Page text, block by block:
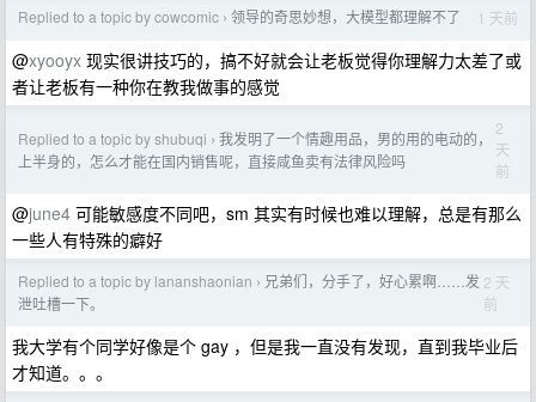
Replied to a topic by cowcomic › 领导的奇思妙想，大模型都理解不了 1 天前
@xyooyx 现实很讲技巧的，搞不好就会让老板觉得你理解力太差了或
者让老板有一种你在教我做事的感觉
Replied to a topic by shubuqi › 我发明了一个情趣用品，男的用的电动的，
上半身的，怎么才能在国内销售呢，直接咸鱼卖有法律风险吗
2
天
前
@june4 可能敏感度不同吧，sm 其实有时候也难以理解，总是有那么
一些人有特殊的癖好
Replied to a topic by lananshaonian › 兄弟们，分手了，好心累啊……发
泄吐槽一下。
2 天
前
我大学有个同学好像是个 gay ，但是我一直没有发现，直到我毕业后
才知道。。。